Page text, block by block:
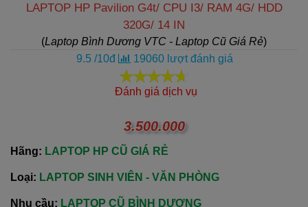
LAPTOP HP Pavilion G4t/ CPU I3/ RAM 4G/ HDD
320G/ 14 IN
(Laptop Bình Dương VTC - Laptop Cũ Giá Rẻ)
9.5 /10đ 19060lượt đánh giá
Đánh giá dịch vụ
3.500.000
Hãng: LAPTOP HP CŨ GIÁ RẺ
Loại: LAPTOP SINH VIÊN - VĂN PHÒNG
Nhu cầu: LAPTOP CŨ BÌNH DƯƠNG